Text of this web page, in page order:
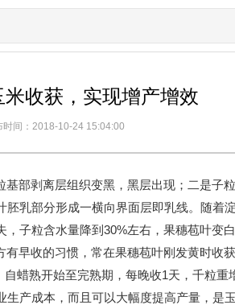
收获，实现增产增效
时间：2018-10-24 15:04:00
部剥离层组织变黑，黑层出现；二是子
乳部分形成一横向界面层即乳线。随着
子粒含水量降到30%左右，果穗苞叶变
早收的习惯，常在果穗苞叶刚发黄时收
蜡熟开始至完熟期，每晚收1天，千粒重
产成本，而且可以大幅度提高产量，是